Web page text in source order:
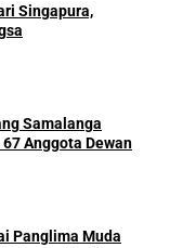
Singapura,
Samalanga
Anggota Dewan
Panglima Muda